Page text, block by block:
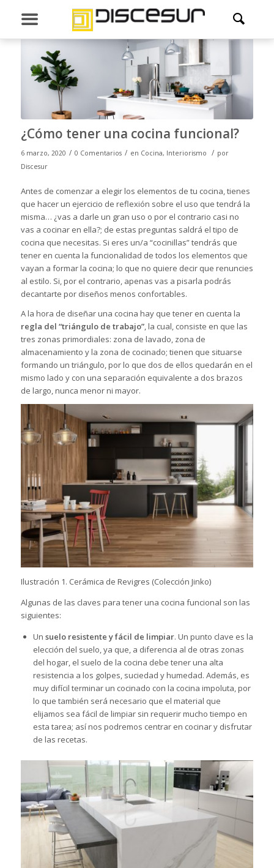
¿Cómo tener una cocina funcional?
6 marzo, 2020 / 0 Comentarios / en Cocina, Interiorismo / por
Discesur
Antes de comenzar a elegir los elementos de tu cocina, tienes
que hacer un ejercicio de reflexión sobre el uso que tendrá la
misma… ¿vas a darle un gran uso o por el contrario casi no
vas a cocinar en ella?; de estas preguntas saldrá el tipo de
cocina que necesitas. Si eres un/a “cocinillas” tendrás que
tener en cuenta la funcionalidad de todos los elementos que
vayan a formar la cocina; lo que no quiere decir que renuncies
al estilo. Si, por el contrario, apenas vas a pisarla podrás
decantarte por diseños menos confortables.
A la hora de diseñar una cocina hay que tener en cuenta la
regla del “triángulo de trabajo”, la cual, consiste en que las
tres zonas primordiales: zona de lavado, zona de
almacenamiento y la zona de cocinado; tienen que situarse
formando un triángulo, por lo que dos de ellos quedarán en el
mismo lado y con una separación equivalente a dos brazos
de largo, nunca menor ni mayor.
Ilustración 1. Cerámica de Revigres (Colección Jinko)
Algunas de las claves para tener una cocina funcional son las
siguientes:
Un suelo resistente y fácil de limpiar. Un punto clave es la
elección del suelo, ya que, a diferencia al de otras zonas
del hogar, el suelo de la cocina debe tener una alta
resistencia a los golpes, suciedad y humedad. Además, es
muy difícil terminar un cocinado con la cocina impoluta, por
lo que también será necesario que el material que
elijamos sea fácil de limpiar sin requerir mucho tiempo en
esta tarea; así nos podremos centrar en cocinar y disfrutar
de las recetas.